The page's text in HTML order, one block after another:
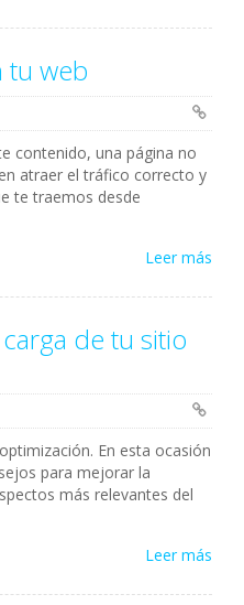
tu web
contenido, una página no
atraer el tráfico correcto y
te traemos desde
Leer más
de tu sitio
En esta ocasión
para mejorar la
más relevantes del
Leer más